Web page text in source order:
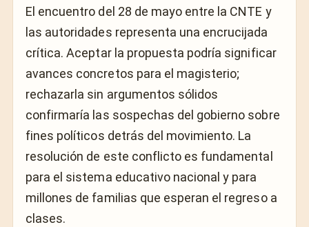
El encuentro del 28 de mayo entre la CNTE y
las autoridades representa una encrucijada
crítica. Aceptar la propuesta podría significar
avances concretos para el magisterio;
rechazarla sin argumentos sólidos
confirmaría las sospechas del gobierno sobre
fines políticos detrás del movimiento. La
resolución de este conflicto es fundamental
para el sistema educativo nacional y para
millones de familias que esperan el regreso a
clases.